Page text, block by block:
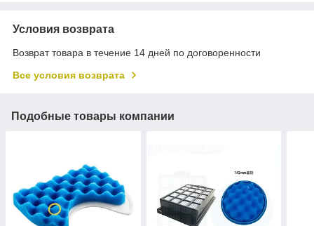
Условия возврата
Возврат товара в течение 14 дней по договоренности
Все условия возврата
Подобные товары компании